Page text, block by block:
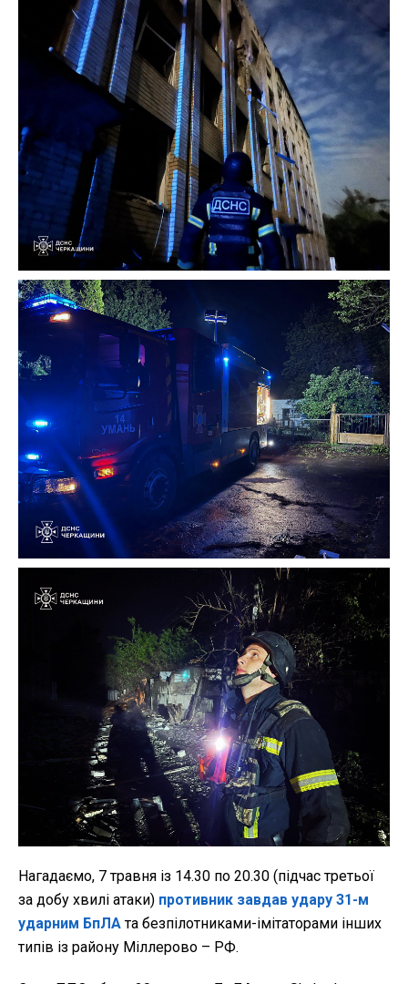
Нагадаємо, 7 травня із 14.30 по 20.30 (підчас третьої
за добу хвилі атаки) противник завдав удару 31-м
ударним БпЛАта безпілотниками-імітаторами інших
типів із району Міллерово – РФ.